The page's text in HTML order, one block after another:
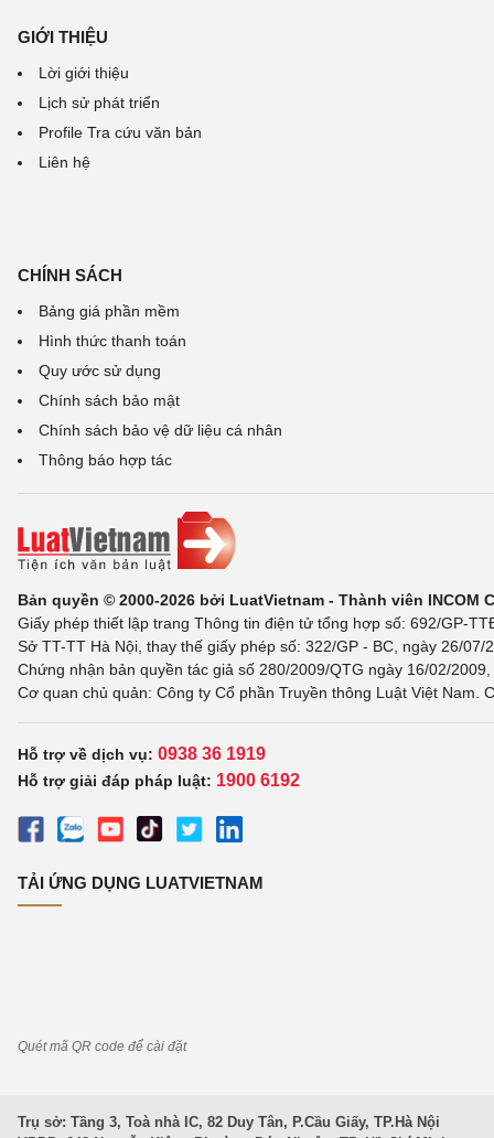
GIỚI THIỆU
Lời giới thiệu
Lịch sử phát triển
Profile Tra cứu văn bản
Liên hệ
CHÍNH SÁCH
Bảng giá phần mềm
Hình thức thanh toán
Quy ước sử dụng
Chính sách bảo mật
Chính sách bảo vệ dữ liệu cá nhân
Thông báo hợp tác
Bản quyền © 2000-2026 bởi LuatVietnam - Thành viên INCOM
Giấy phép thiết lập trang Thông tin điện tử tổng hợp số: 692/GP-
Sở TT-TT Hà Nội, thay thế giấy phép số: 322/GP - BC, ngày 26/
Chứng nhận bản quyền tác giả số 280/2009/QTG ngày 16/02/
Cơ quan chủ quản: Công ty Cổ phần Truyền thông Luật Việt Nam.
Hỗ trợ về dịch vụ: 0938 36 1919
Hỗ trợ giải đáp pháp luật: 1900 6192
TẢI ỨNG DỤNG LUATVIETNAM
Quét mã QR code để cài đặt
Trụ sở: Tầng 3, Toà nhà IC, 82 Duy Tân, P.Cầu Giấy, TP.Hà Nội